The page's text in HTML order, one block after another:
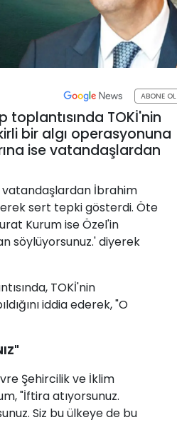
ABONE OL
toplantısında TOKİ'nin
bir algı operasyonuna
ise vatandaşlardan
vatandaşlardan İbrahim
sert tepki gösterdi. Öte
Kurum ise Özel'in
söylüyorsunuz.' diyerek
TOKİ'nin
iddia ederek, "O
Şehircilik ve İklim
"İftira atıyorsunuz.
Siz bu ülkeye de bu